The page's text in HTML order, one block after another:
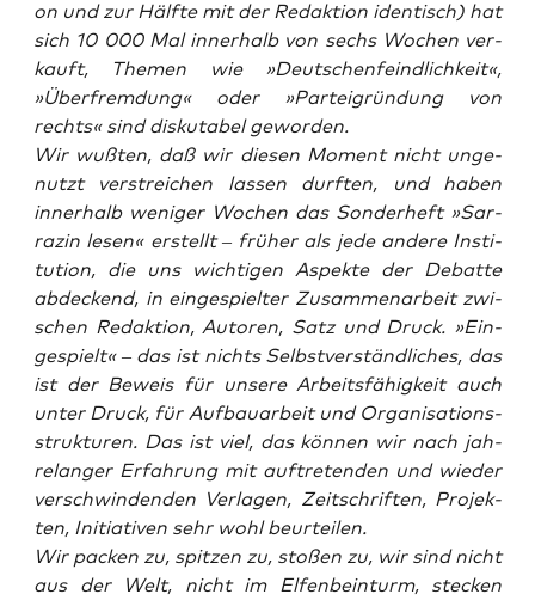
on und zur Hälf­te mit der Redak­ti­on iden­tisch) hat
sich 10 000 Mal inner­halb von sechs Wochen ver­
kauft, The­men wie »Deut­schen­feind­lich­keit«,
»Über­frem­dung« oder »Par­tei­grün­dung von
rechts« sind dis­ku­ta­bel geworden.
Wir wuß­ten, daß wir die­sen Moment nicht unge­
nutzt ver­strei­chen las­sen durf­ten, und haben
inner­halb weni­ger Wochen das Son­der­heft »Sar­
ra­zin lesen« erstellt – frü­her als jede ande­re Insti­
tu­ti­on, die uns wich­ti­gen Aspek­te der Debat­te
abde­ckend, in ein­ge­spiel­ter Zusam­men­ar­beit zwi­
schen Redak­ti­on, Autoren, Satz und Druck. »Ein­
ge­spielt« – das ist nichts Selbst­ver­ständ­li­ches, das
ist der Beweis für unse­re Arbeits­fä­hig­keit auch
unter Druck, für Auf­bau­ar­beit und Orga­ni­sa­ti­ons­
struk­tu­ren. Das ist viel, das kön­nen wir nach jah­
re­lan­ger Erfah­rung mit auf­tre­ten­den und wie­der
ver­schwin­den­den Ver­la­gen, Zeit­schrif­ten, Pro­jek­
ten, Initia­ti­ven sehr wohl beurteilen.
Wir packen zu, spit­zen zu, sto­ßen zu, wir sind nicht
aus der Welt, nicht im Elfen­bein­turm, ste­cken